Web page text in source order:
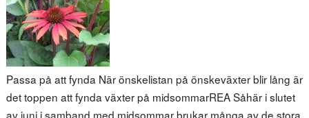
Passa på att fynda När önskelistan på önskeväxter blir lång är
det toppen att fynda växter på midsommarREA Såhär i slutet
av juni i samband med midsommar brukar många av de stora